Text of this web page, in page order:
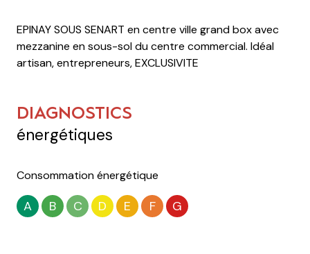
EPINAY SOUS SENART en centre ville grand box avec
mezzanine en sous-sol du centre commercial. Idéal
artisan, entrepreneurs, EXCLUSIVITE
DIAGNOSTICS
énergétiques
Consommation énergétique
A B C D E F G